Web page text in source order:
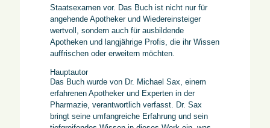
Staatsexamen vor. Das Buch ist nicht nur für
angehende Apotheker und Wiedereinsteiger
wertvoll, sondern auch für ausbildende
Apotheken und langjährige Profis, die ihr Wissen
auffrischen oder erweitern möchten.
Hauptautor
Das Buch wurde von Dr. Michael Sax, einem
erfahrenen Apotheker und Experten in der
Pharmazie, verantwortlich verfasst. Dr. Sax
bringt seine umfangreiche Erfahrung und sein